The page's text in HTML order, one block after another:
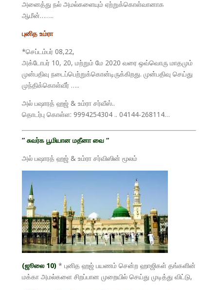
அனைத்து நல் அமல்களையும் ஏற்றுக்கொள்வானாக
ஆமீன்……..
புனித உம்ரா
*செப்டம்பர் 08,22,
அக்டோபர் 10, 20, மற்றும் மே 2020 வரை ஒவ்வொரு மாதமும்
முன்பதிவு நடைப்பெற்றுக்கொன்டிருக்கிறது. முன்பதிவு செய்து
முந்திக்கொள்வீர் …..
அல் பஷாரத் ஹஜ் & உம்ரா சர்வீஸ்..
தொடர்பு கொள்ள: 9994254304 .. 04144-268114…
” சுவர்க பூமியான மதீனா வை “
அல் பஷாரத் ஹஜ் & உம்ரா சர்விஸின் மூலம்
(ஜூலை 10) * புனித ஹஜ் பயணம் சென்ற ஹாஜிகள் தங்களின்
மக்கா அமல்களை சிறப்பான முறையில் செய்து முடித்து விட்டு,